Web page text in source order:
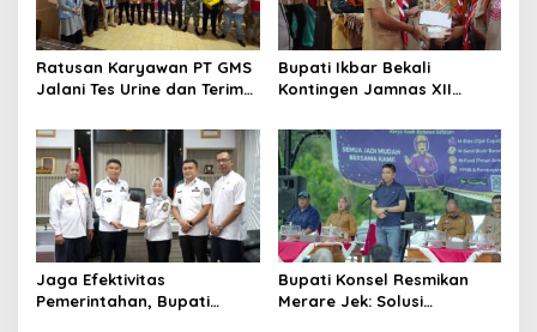
Ratusan Karyawan PT GMS
Jalani Tes Urine dan Terima
Kendari
Bupati Ikbar Bekali
Kontingen Jamnas XII
Kepemimpinan Dan
Nasionalisme
Jaga Efektivitas
Pemerintahan, Bupati
Bupati Konsel Resmikan
Merare Jek: Solusi